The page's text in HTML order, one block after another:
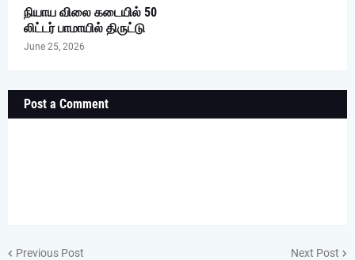
நியாய விலை கடையில் 50
லிட்டர் பாமாயில் திருட்டு
June 25, 2026
Post a Comment
Previous Post Next Post